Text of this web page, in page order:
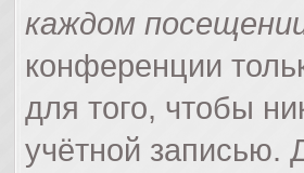
каждом
конференции
для того, чтобы
учётной записью.